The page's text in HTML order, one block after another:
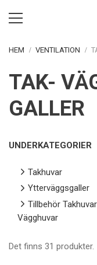
HEM VENTILATION
TAK-
GALLER
UNDERKATEGORIER
Takhuvar
Ytterväggsgaller
Tillbehör
Vägghuvar
Det finns 31 produkter.